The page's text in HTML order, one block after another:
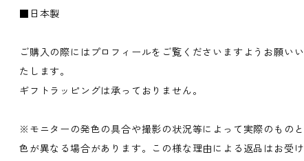
■日本製
ご購入の際にはプロフィールをご覧くださいますようお願いい
たします。
ギフトラッピングは承っておりません。
※モニターの発色の具合や撮影の状況等によって実際のものと
色が異なる場合があります。この様な理由による返品はお受け